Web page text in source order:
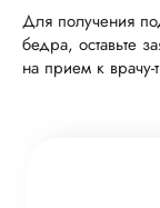
Для получения
бедра, оставьте
на прием к врачу-